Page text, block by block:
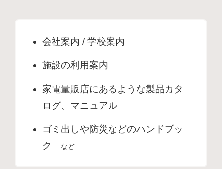
会社案内 / 学校案内
施設の利用案内
家電量販店にあるような製品カタ
ログ、マニュアル
ゴミ出しや防災などのハンドブッ
ク
など